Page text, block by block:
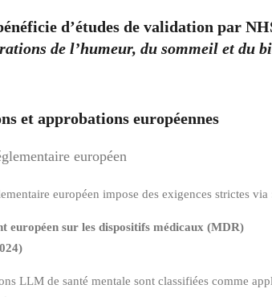
d’études de validation par
de l’humeur, du sommeil et du
et approbations européennes
européen
européen impose des exigences strictes via
européen sur les dispositifs médicaux (MDR)
LLM de santé mentale sont classifiées comme